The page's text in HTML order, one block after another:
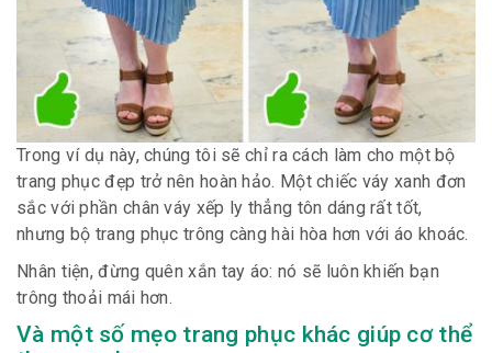
Trong ví dụ này, chúng tôi sẽ chỉ ra cách làm cho một bộ
trang phục đẹp trở nên hoàn hảo. Một chiếc váy xanh đơn
sắc với phần chân váy xếp ly thẳng tôn dáng rất tốt,
nhưng bộ trang phục trông càng hài hòa hơn với áo khoác.
Nhân tiện, đừng quên xắn tay áo: nó sẽ luôn khiến bạn
trông thoải mái hơn.
Và một số mẹo trang phục khác giúp cơ thể